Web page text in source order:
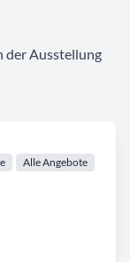
Alle Angebote
der Ausstellung